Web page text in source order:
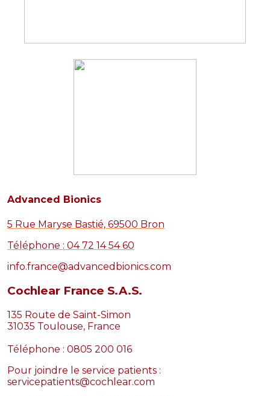
Advanced Bionics
5 Rue Maryse Bastié, 69500 Bron
Téléphone : 04 72 14 54 60
info.france@advancedbionics.com
Cochlear France S.A.S.
135 Route de Saint-Simon
31035 Toulouse, France
Téléphone : 0805 200 016
Pour joindre le service patients :
servicepatients@cochlear.com